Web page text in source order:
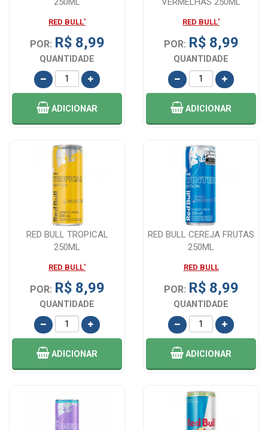
RED BULL'
POR: R$ 8,99
QUANTIDADE
ADICIONAR
RED BULL'
POR: R$ 8,99
QUANTIDADE
ADICIONAR
RED BULL TROPICAL
250ML
RED BULL'
POR: R$ 8,99
QUANTIDADE
ADICIONAR
RED BULL CEREJA FRUTAS
250ML
RED BULL
POR: R$ 8,99
QUANTIDADE
ADICIONAR